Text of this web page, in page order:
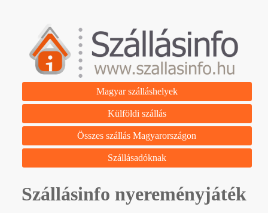
Magyar szálláshelyek
Külföldi szállás
Összes szállás Magyarországon
Szállásadóknak
Szállásinfo nyereményjáték